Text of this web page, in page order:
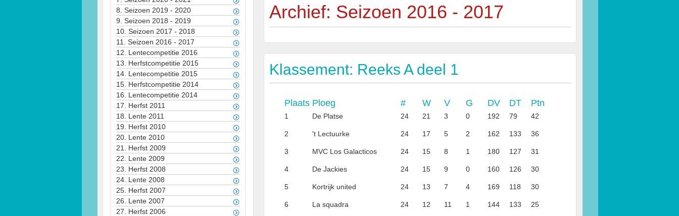
8. Seizoen 2019 - 2020
9. Seizoen 2018 - 2019
10. Seizoen 2017 - 2018
11. Seizoen 2016 - 2017
12. Lentecompetitie 2016
13. Herfstcompetitie 2015
14. Lentecompetitie 2015
15. Herfstcompetitie 2014
16. Lentecompetitie 2014
17. Herfst 2011
18. Lente 2011
19. Herfst 2010
20. Lente 2010
21. Herfst 2009
22. Lente 2009
23. Herfst 2008
24. Lente 2008
25. Herfst 2007
26. Lente 2007
27. Herfst 2006
Archief: Seizoen 2016 - 2017
Klassement: Reeks A deel 1
Plaats Ploeg # W V G DV DT Ptn
1 De Platse 24 21 3 0 192 79 42
2 't Lectuurke 24 17 5 2 162 133 36
3 MVC Los Galacticos 24 15 8 1 180 127 31
4 De Jackies 24 15 9 0 160 126 30
5 Kortrijk united 24 13 7 4 169 118 30
6 La squadra 24 12 11 1 144 133 25